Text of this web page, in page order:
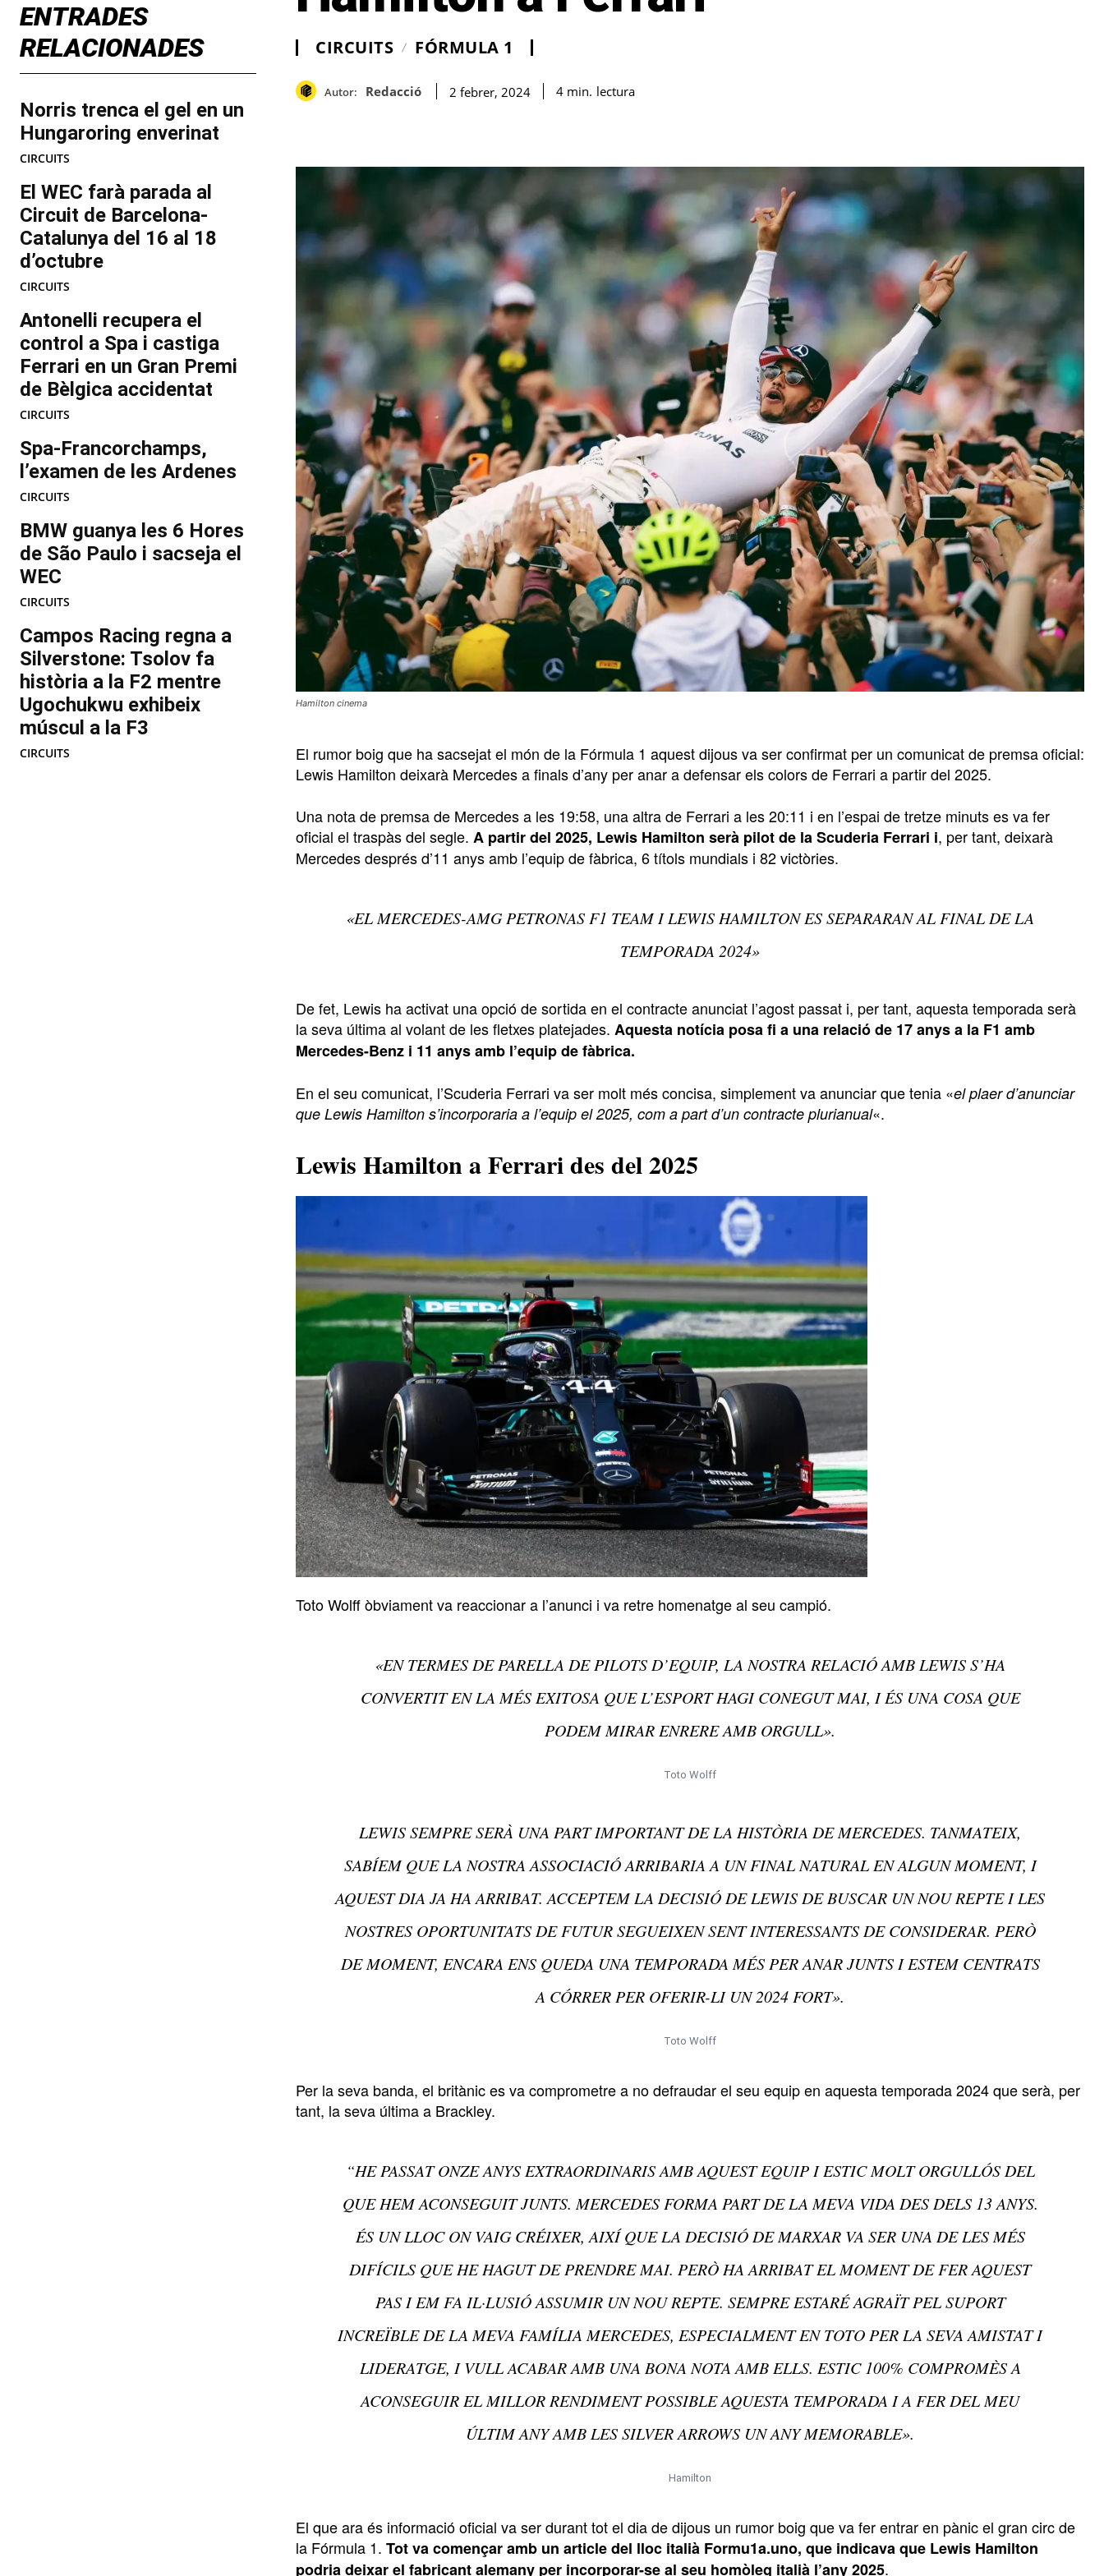
ENTRADES
RELACIONADES
Norris trenca el gel en un
Hungaroring enverinat
CIRCUITS
El WEC farà parada al
Circuit de Barcelona-
Catalunya del 16 al 18
d’octubre
CIRCUITS
Antonelli recupera el
control a Spa i castiga
Ferrari en un Gran Premi
de Bèlgica accidentat
CIRCUITS
Spa-Francorchamps,
l’examen de les Ardenes
CIRCUITS
BMW guanya les 6 Hores
de São Paulo i sacseja el
WEC
CIRCUITS
Campos Racing regna a
Silverstone: Tsolov fa
història a la F2 mentre
Ugochukwu exhibeix
múscul a la F3
CIRCUITS
CIRCUITS FÓRMULA 1
Autor: Redacció 2 febrer, 2024 4 min. lectura
Hamilton cinema
El rumor boig que ha sacsejat el món de la Fórmula 1 aquest dijous va ser confirmat per un comunicat de premsa oficial:
Lewis Hamilton deixarà Mercedes a finals d’any per anar a defensar els colors de Ferrari a partir del 2025.
Una nota de premsa de Mercedes a les 19:58, una altra de Ferrari a les 20:11 i en l’espai de tretze minuts es va fer
oficial el traspàs del segle. A partir del 2025, Lewis Hamilton serà pilot de la Scuderia Ferrari i, per tant, deixarà
Mercedes després d’11 anys amb l’equip de fàbrica, 6 títols mundials i 82 victòries.
«EL MERCEDES-AMG PETRONAS F1 TEAM I LEWIS HAMILTON ES SEPARARAN AL FINAL DE LA
TEMPORADA 2024»
De fet, Lewis ha activat una opció de sortida en el contracte anunciat l’agost passat i, per tant, aquesta temporada serà
la seva última al volant de les fletxes platejades. Aquesta notícia posa fi a una relació de 17 anys a la F1 amb
Mercedes-Benz i 11 anys amb l’equip de fàbrica.
En el seu comunicat, l’Scuderia Ferrari va ser molt més concisa, simplement va anunciar que tenia «el plaer d’anunciar
que Lewis Hamilton s’incorporaria a l’equip el 2025, com a part d’un contracte plurianual«.
Lewis Hamilton a Ferrari des del 2025
Toto Wolff òbviament va reaccionar a l’anunci i va retre homenatge al seu campió.
«EN TERMES DE PARELLA DE PILOTS D’EQUIP, LA NOSTRA RELACIÓ AMB LEWIS S’HA
CONVERTIT EN LA MÉS EXITOSA QUE L’ESPORT HAGI CONEGUT MAI, I ÉS UNA COSA QUE
PODEM MIRAR ENRERE AMB ORGULL».
Toto Wolff
LEWIS SEMPRE SERÀ UNA PART IMPORTANT DE LA HISTÒRIA DE MERCEDES. TANMATEIX,
SABÍEM QUE LA NOSTRA ASSOCIACIÓ ARRIBARIA A UN FINAL NATURAL EN ALGUN MOMENT, I
AQUEST DIA JA HA ARRIBAT. ACCEPTEM LA DECISIÓ DE LEWIS DE BUSCAR UN NOU REPTE I LES
NOSTRES OPORTUNITATS DE FUTUR SEGUEIXEN SENT INTERESSANTS DE CONSIDERAR. PERÒ
DE MOMENT, ENCARA ENS QUEDA UNA TEMPORADA MÉS PER ANAR JUNTS I ESTEM CENTRATS
A CÓRRER PER OFERIR-LI UN 2024 FORT».
Toto Wolff
Per la seva banda, el britànic es va comprometre a no defraudar el seu equip en aquesta temporada 2024 que serà, per
tant, la seva última a Brackley.
“HE PASSAT ONZE ANYS EXTRAORDINARIS AMB AQUEST EQUIP I ESTIC MOLT ORGULLÓS DEL
QUE HEM ACONSEGUIT JUNTS. MERCEDES FORMA PART DE LA MEVA VIDA DES DELS 13 ANYS.
ÉS UN LLOC ON VAIG CRÉIXER, AIXÍ QUE LA DECISIÓ DE MARXAR VA SER UNA DE LES MÉS
DIFÍCILS QUE HE HAGUT DE PRENDRE MAI. PERÒ HA ARRIBAT EL MOMENT DE FER AQUEST
PAS I EM FA IL·LUSIÓ ASSUMIR UN NOU REPTE. SEMPRE ESTARÉ AGRAÏT PEL SUPORT
INCREÏBLE DE LA MEVA FAMÍLIA MERCEDES, ESPECIALMENT EN TOTO PER LA SEVA AMISTAT I
LIDERATGE, I VULL ACABAR AMB UNA BONA NOTA AMB ELLS. ESTIC 100% COMPROMÈS A
ACONSEGUIR EL MILLOR RENDIMENT POSSIBLE AQUESTA TEMPORADA I A FER DEL MEU
ÚLTIM ANY AMB LES SILVER ARROWS UN ANY MEMORABLE».
Hamilton
El que ara és informació oficial va ser durant tot el dia de dijous un rumor boig que va fer entrar en pànic el gran circ de
la Fórmula 1. Tot va començar amb un article del lloc italià Formu1a.uno, que indicava que Lewis Hamilton
podria deixar el fabricant alemany per incorporar-se al seu homòleg italià l’any 2025.